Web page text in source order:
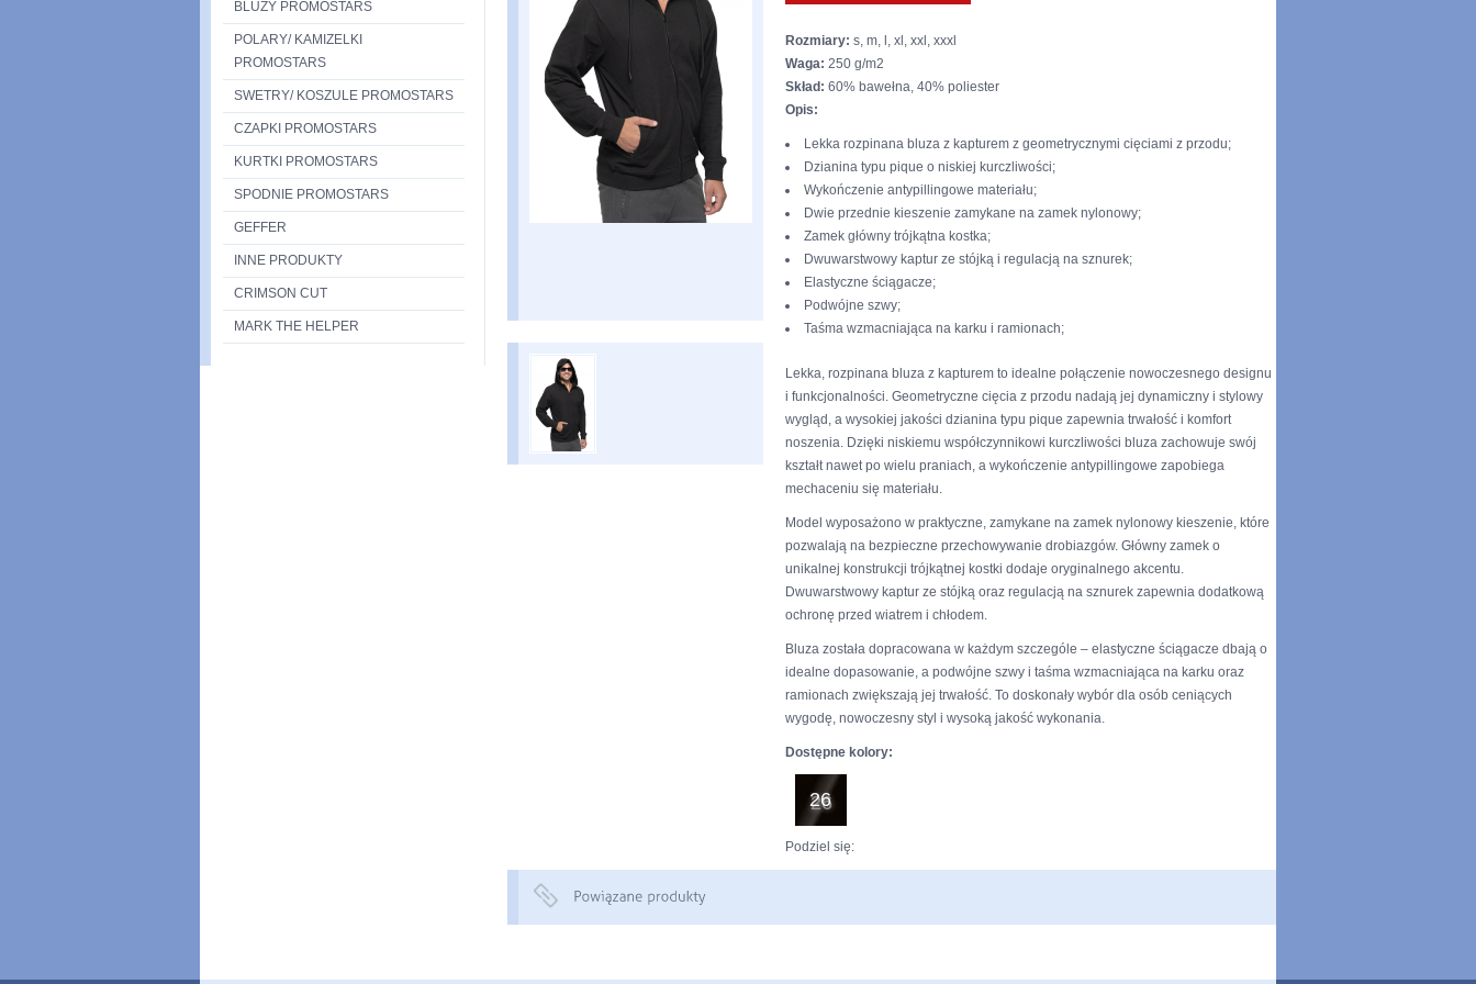
Rozmiary: s, m, l, xl, xxl, xxxl
Waga: 250 g/m2
Skład: 60% bawełna, 40% poliester
Opis:
Lekka rozpinana bluza z kapturem z geometrycznymi cięciami z przodu;
Dzianina typu pique o niskiej kurczliwości;
Wykończenie antypillingowe materiału;
Dwie przednie kieszenie zamykane na zamek nylonowy;
Zamek główny trójkątna kostka;
Dwuwarstwowy kaptur ze stójką i regulacją na sznurek;
Elastyczne ściągacze;
Podwójne szwy;
Taśma wzmacniająca na karku i ramionach;
Lekka, rozpinana bluza z kapturem to idealne połączenie nowoczesnego designu
i funkcjonalności. Geometryczne cięcia z przodu nadają jej dynamiczny i stylowy
wygląd, a wysokiej jakości dzianina typu pique zapewnia trwałość i komfort
noszenia. Dzięki niskiemu współczynnikowi kurczliwości bluza zachowuje swój
kształt nawet po wielu praniach, a wykończenie antypillingowe zapobiega
mechaceniu się materiału.
Model wyposażono w praktyczne, zamykane na zamek nylonowy kieszenie, które
pozwalają na bezpieczne przechowywanie drobiazgów. Główny zamek o
unikalnej konstrukcji trójkątnej kostki dodaje oryginalnego akcentu.
Dwuwarstwowy kaptur ze stójką oraz regulacją na sznurek zapewnia dodatkową
ochronę przed wiatrem i chłodem.
Bluza została dopracowana w każdym szczególe – elastyczne ściągacze dbają o
idealne dopasowanie, a podwójne szwy i taśma wzmacniająca na karku oraz
ramionach zwiększają jej trwałość. To doskonały wybór dla osób ceniących
wygodę, nowoczesny styl i wysoką jakość wykonania.
Dostępne kolory:
26
Podziel się:
BLUZY PROMOSTARS
POLARY/ KAMIZELKI
PROMOSTARS
SWETRY/ KOSZULE PROMOSTARS
CZAPKI PROMOSTARS
KURTKI PROMOSTARS
SPODNIE PROMOSTARS
GEFFER
INNE PRODUKTY
CRIMSON CUT
MARK THE HELPER